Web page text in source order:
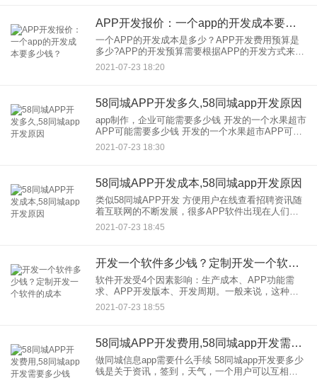
APP开发报价：一个app的开发成本要多少钱？
一个APP的开发成本是多少？APP开发费用预算是
多少?APP的开发预算需要根据APP的开发方式来决
定。一般来说，app的开发方式分为：个人开发、
APP模板开发、定制开发。
2021-07-23 18:20
58同城APP开发多久,58同城app开发原因
app制作，企业可能需要多少钱 开发的一个水果超市
APP可能需要多少钱 开发的一个水果超市APP可能
需要多少钱1。用户注册登录：用户想在线购买水
果，绑定相关支付方式。2.线上商城：水果超
2021-07-23 18:30
58同城APP开发成本,58同城app开发原因
类似58同城APP开发 方便用户在线查看招聘资讯随
着互联网的不断发展，很多APP软件出现在人们的
生活中，找工作是人生的一道坎，尤其是目前的就
业市场不容乐观。因此，人们在生活中寻找自己喜
2021-07-23 18:45
开发一个软件多少钱？定制开发一个软件的成本
软件开发受4个因素影响：生产成本、APP功能需
求、APP开发版本、开发周期。一般来说，这种定
制开发的价格大概为几万到几十万不等。另外，
APP还分ios系统和Android系统的，也是需要单独开
2021-07-23 18:55
58同城APP开发费用,58同城app开发需要多少钱
做同城信息app需要什么手续 58同城app开发要多少
钱是关于资讯，签到，天气，一个用户可以互相交